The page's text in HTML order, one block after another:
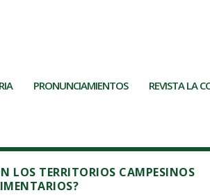
PRONUNCIAMIENTOS REVISTA LA
LOS TERRITORIOS CAMPESINOS